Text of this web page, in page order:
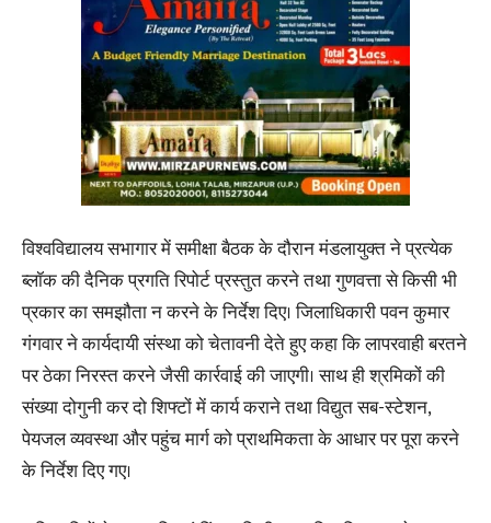
विश्वविद्यालय सभागार में समीक्षा बैठक के दौरान मंडलायुक्त ने प्रत्येक
ब्लॉक की दैनिक प्रगति रिपोर्ट प्रस्तुत करने तथा गुणवत्ता से किसी भी
प्रकार का समझौता न करने के निर्देश दिए। जिलाधिकारी पवन कुमार
गंगवार ने कार्यदायी संस्था को चेतावनी देते हुए कहा कि लापरवाही बरतने
पर ठेका निरस्त करने जैसी कार्रवाई की जाएगी। साथ ही श्रमिकों की
संख्या दोगुनी कर दो शिफ्टों में कार्य कराने तथा विद्युत सब-स्टेशन,
पेयजल व्यवस्था और पहुंच मार्ग को प्राथमिकता के आधार पर पूरा करने
के निर्देश दिए गए।